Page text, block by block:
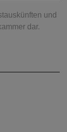
und
dar.